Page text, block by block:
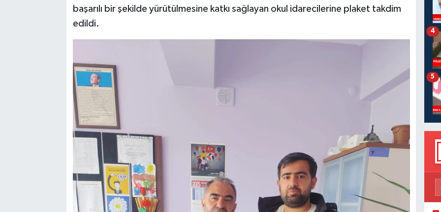
başarılı bir şekilde yürütülmesine katkı sağlayan okul idarecilerine plaket takdim
edildi.
4
5